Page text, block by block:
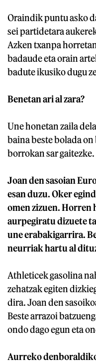
Oraindik puntu asko
sei partidetara
Azken txanpa
badaude eta orain
badute ikusiko dugu
Benetan ari al zara?
Une honetan zaila
baina beste bolada on
borrokan sar
Joan den sasoian
esan duzu. Oker
omen zizuen.
aurpegiratu dizuete
une erabakigarrira.
neurriak hartu al
Athleticek gasolina
zehatzak egiten
dira. Joan den
Beste arrazoi
ondo dago egun eta
Aurreko